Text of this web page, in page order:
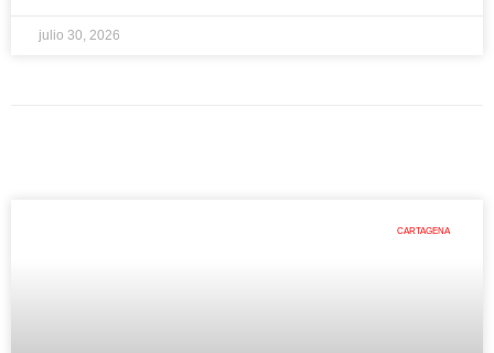
julio 30, 2026
CARTAGENA